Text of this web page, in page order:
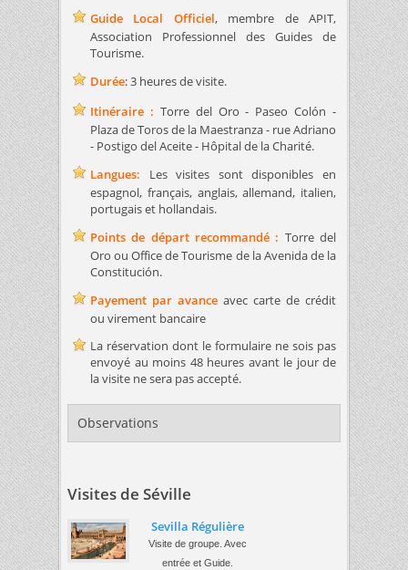
Guide Local Officiel, membre de APIT,
Association Professionnel des Guides de
Tourisme.
Durée: 3 heures de visite.
Itinéraire : Torre del Oro - Paseo Colón -
Plaza de Toros de la Maestranza - rue Adriano
- Postigo del Aceite - Hôpital de la Charité.
Langues: Les visites sont disponibles en
espagnol, français, anglais, allemand, italien,
portugais et hollandais.
Points de départ recommandé : Torre del
Oro ou Office de Tourisme de la Avenida de la
Constitución.
Payement par avance avec carte de crédit
ou virement bancaire
La réservation dont le formulaire ne sois pas
envoyé au moins 48 heures avant le jour de
la visite ne sera pas accepté.
Observations
Visites de Séville
Sevilla Régulière
Visite de groupe. Avec
entrée et Guide.